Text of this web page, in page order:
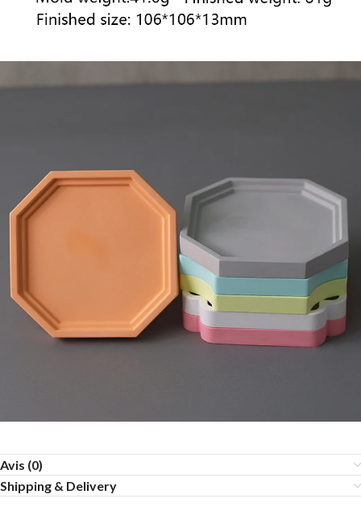
Avis (0)
Shipping & Delivery